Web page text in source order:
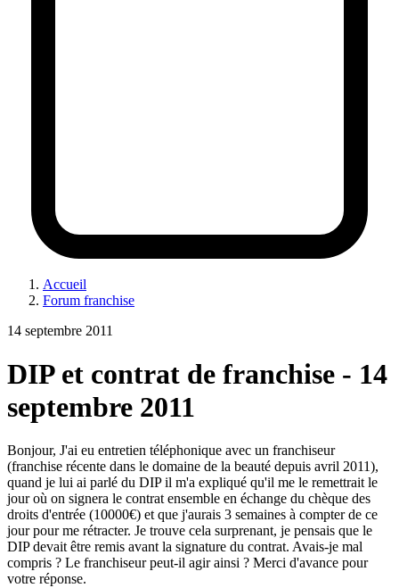
Accueil
Forum franchise
14 septembre 2011
DIP et contrat de franchise - 14
septembre 2011
Bonjour, J'ai eu entretien téléphonique avec un franchiseur
(franchise récente dans le domaine de la beauté depuis avril 2011),
quand je lui ai parlé du DIP il m'a expliqué qu'il me le remettrait le
jour où on signera le contrat ensemble en échange du chèque des
droits d'entrée (10000€) et que j'aurais 3 semaines à compter de ce
jour pour me rétracter. Je trouve cela surprenant, je pensais que le
DIP devait être remis avant la signature du contrat. Avais-je mal
compris ? Le franchiseur peut-il agir ainsi ? Merci d'avance pour
votre réponse.